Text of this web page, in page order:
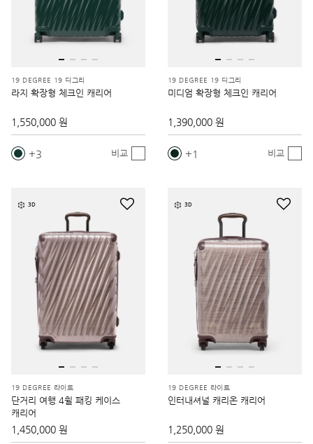
19 DEGREE 19 디그리
라지 확장형 체크인 캐리어
1,550,000 원
3 비교
19 DEGREE 19 디그리
미디엄 확장형 체크인 캐리어
1,390,000 원
1 비교
3D
19 DEGREE 라이트
단거리 여행 4휠 패킹 케이스
캐리어
1,450,000 원
3D
19 DEGREE 라이트
인터내셔널 캐리온 캐리어
1,250,000 원